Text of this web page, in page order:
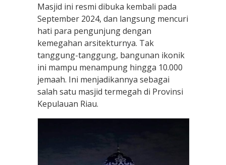
Masjid ini resmi dibuka kembali pada
September 2024, dan langsung mencuri
hati para pengunjung dengan
kemegahan arsitekturnya. Tak
tanggung-tanggung, bangunan ikonik
ini mampu menampung hingga 10.000
jemaah. Ini menjadikannya sebagai
salah satu masjid termegah di Provinsi
Kepulauan Riau.